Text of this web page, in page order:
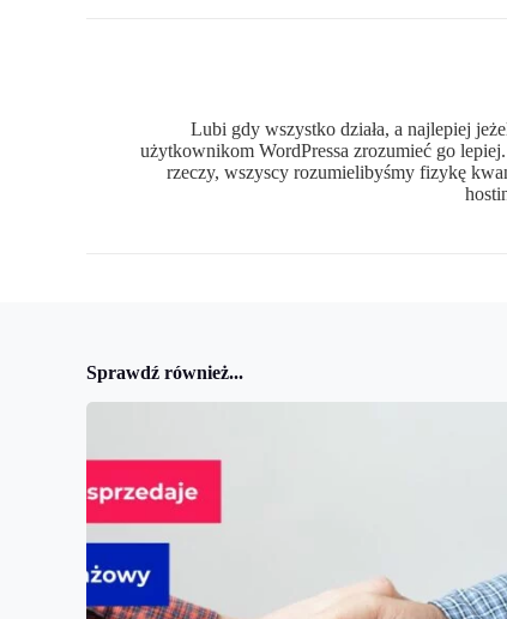
Lubi gdy wszystko działa, a najlepiej
użytkownikom WordPressa zrozumieć go
rzeczy, wszyscy rozumielibyśmy fizykę
Sprawdź również...